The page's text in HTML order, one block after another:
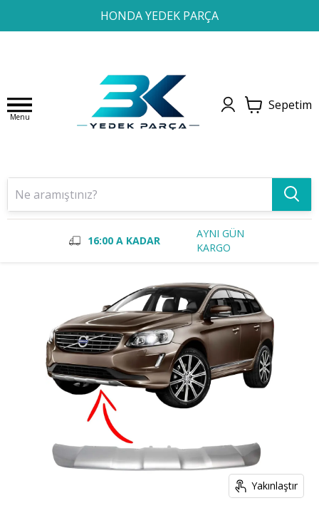
HONDA YEDEK PARÇA
1 2 3 4
Menu
Sepetim
16:00 A KADAR
AYNI GÜN
KARGO
Yakınlaştır